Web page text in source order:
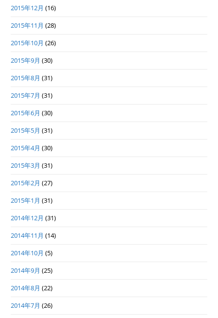
2015年12月 (16)
2015年11月 (28)
2015年10月 (26)
2015年9月 (30)
2015年8月 (31)
2015年7月 (31)
2015年6月 (30)
2015年5月 (31)
2015年4月 (30)
2015年3月 (31)
2015年2月 (27)
2015年1月 (31)
2014年12月 (31)
2014年11月 (14)
2014年10月 (5)
2014年9月 (25)
2014年8月 (22)
2014年7月 (26)